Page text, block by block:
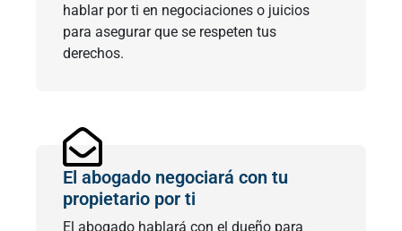
hablar por ti en negociaciones o juicios
para asegurar que se respeten tus
derechos.
El abogado negociará con tu
propietario por ti
El abogado hablará con el dueño para